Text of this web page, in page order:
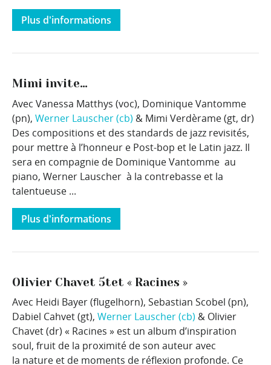
Plus d'informations
Mimi invite…
Avec Vanessa Matthys (voc), Dominique Vantomme
(pn), Werner Lauscher (cb) & Mimi Verdèrame (gt, dr)
Des compositions et des standards de jazz revisités,
pour mettre à l’honneur e Post-bop et le Latin jazz. Il
sera en compagnie de Dominique Vantomme au
piano, Werner Lauscher à la contrebasse et la
talentueuse ...
Plus d'informations
Olivier Chavet 5tet « Racines »
Avec Heidi Bayer (flugelhorn), Sebastian Scobel (pn),
Dabiel Cahvet (gt), Werner Lauscher (cb) & Olivier
Chavet (dr) « Racines » est un album d’inspiration
soul, fruit de la proximité de son auteur avec
la nature et de moments de réflexion profonde. Ce